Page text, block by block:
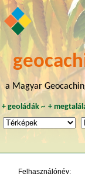
a Magyar
+ geoládák~ +
Felhasználónév: